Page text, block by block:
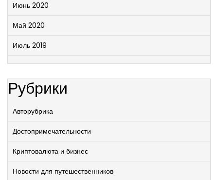
Июнь 2020
Май 2020
Июль 2019
Рубрики
Авторубрика
Достопримечательности
Криптовалюта и бизнес
Новости для путешественников